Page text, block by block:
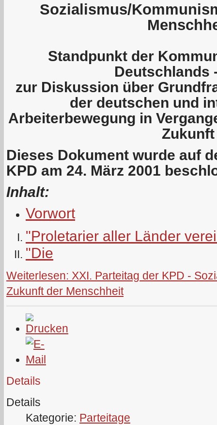
Sozialismus/
Standpunkt der
Deutschlands
zur Diskussion über
der deutschen und
Arbeiterbewegung in
Zukunft
Dieses Dokument wurde auf
KPD am 24. März 2001
Inhalt:
Vorwort
"Proletarier aller Länder
"Die
Weiterlesen: XXI. Parteitag der KPD -
Zukunft der Menschheit
Details
Details
Kategorie: Parteitage